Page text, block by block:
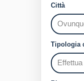
Città
Tipologia